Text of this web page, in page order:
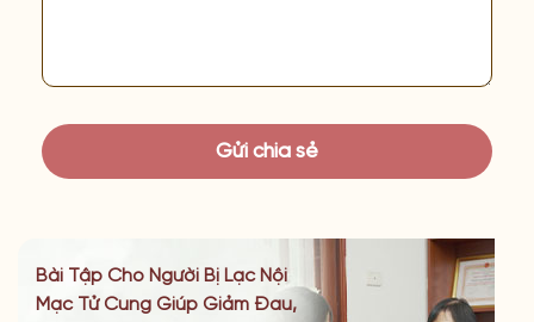
Bài Tập Cho Người Bị Lạc Nội
Mạc Tử Cung Giúp Giảm Đau,